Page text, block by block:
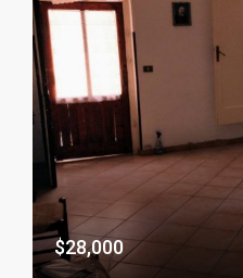
$28,000